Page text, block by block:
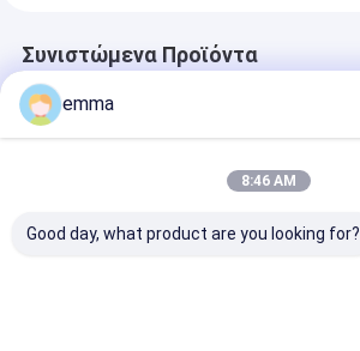
Συνιστώμενα Προϊόντα
emma
8:46 AM
Good day, what product are you looking for?